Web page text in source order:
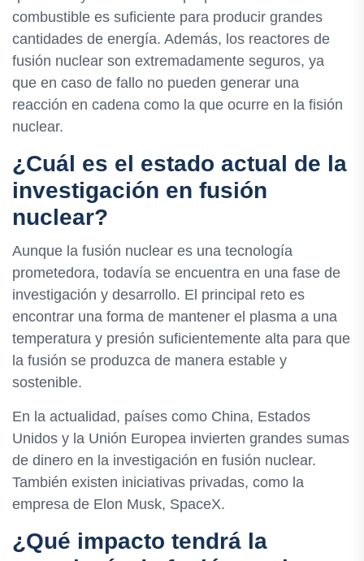
combustible es suficiente para producir grandes
cantidades de energía. Además, los reactores de
fusión nuclear son extremadamente seguros, ya
que en caso de fallo no pueden generar una
reacción en cadena como la que ocurre en la fisión
nuclear.
¿Cuál es el estado actual de la
investigación en fusión
nuclear?
Aunque la fusión nuclear es una tecnología
prometedora, todavía se encuentra en una fase de
investigación y desarrollo. El principal reto es
encontrar una forma de mantener el plasma a una
temperatura y presión suficientemente alta para que
la fusión se produzca de manera estable y
sostenible.
En la actualidad, países como China, Estados
Unidos y la Unión Europea invierten grandes sumas
de dinero en la investigación en fusión nuclear.
También existen iniciativas privadas, como la
empresa de Elon Musk, SpaceX.
¿Qué impacto tendrá la